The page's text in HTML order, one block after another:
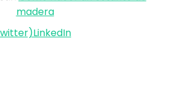
madera
LinkedIn